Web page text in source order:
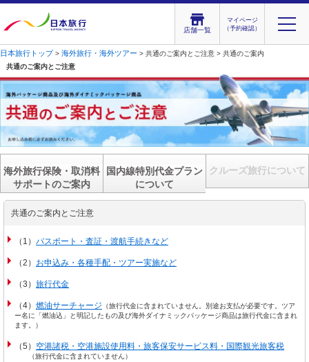
店舗一覧
マイページ
（予約確認）
日本旅行トップ> 海外旅行・海外ツアー > 共通のご案内とご注意 > 共通のご案内
共通のご案内とご注意
海外旅行保険・取消料
サポートのご案内
国内線特別代金プラン
について
クルーズ旅行について
共通のご案内とご注意
（1） パスポート・査証・渡航手続きなど
（2） お申込み・各種手配・ツアー実施など
（3） 旅行代金
（4） 燃油サーチャージ （旅行代金に含まれていません。別途お支払が必要です。ツア
ー名に「燃油込」と明記したもの及び海外ダイナミックパッケージ商品は旅行代金に含まれ
ます。）
（5） 空港諸税・空港施設使用料・旅客保安サービス料・国際観光旅客税
（旅行代金に含まれていません）